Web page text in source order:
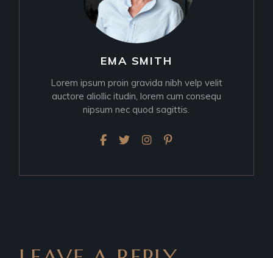
EMA SMITH
Lorem ipsum proin gravida nibh velp velit
auctore aliollic itudin, lorem cum consequ
nipsum nec quod sagittis.